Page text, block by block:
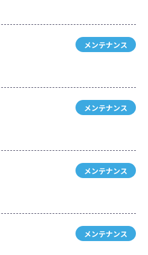
メンテナンス
メンテナンス
メンテナンス
メンテナンス